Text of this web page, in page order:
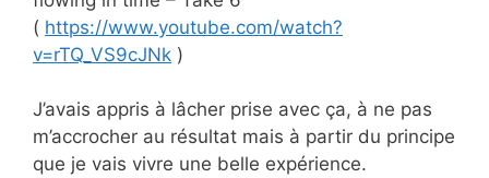
( https://www.youtube.com/watch?
v=rTQ_VS9cJNk )
J’avais appris à lâcher prise avec ça, à ne pas
m’accrocher au résultat mais à partir du principe
que je vais vivre une belle expérience.